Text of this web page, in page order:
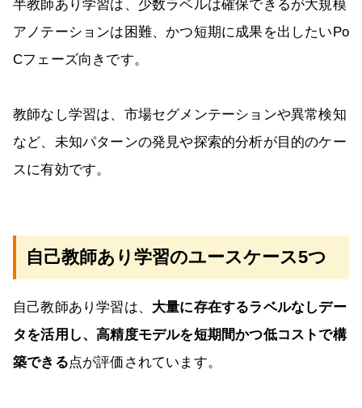
半教師あり学習は、少数ラベルは確保できるが大規模
アノテーションは困難、かつ短期に成果を出したいPo
Cフェーズ向きです。
教師なし学習は、市場セグメンテーションや異常検知
など、未知パターンの発見や探索的分析が目的のケー
スに有効です。
自己教師あり学習のユースケース5つ
自己教師あり学習は、 大量に存在するラベルなしデー
タを活用し、高精度モデルを短期間かつ低コストで構
築できる点が評価されています。